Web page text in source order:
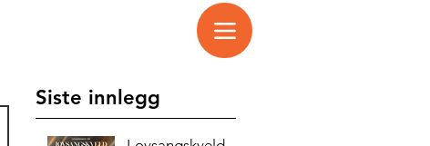
Siste innlegg